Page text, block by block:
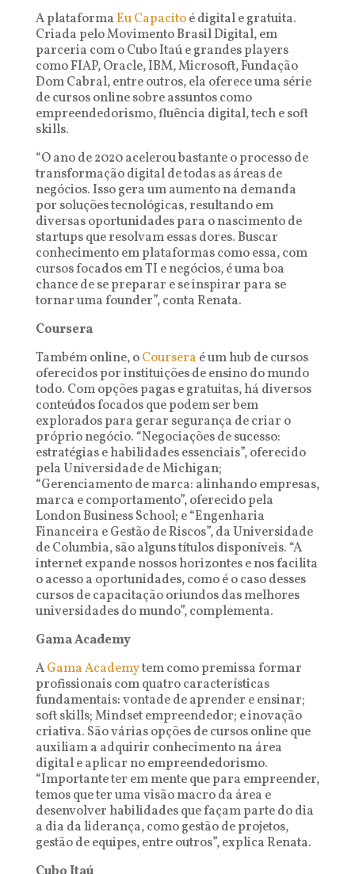
A plataformaEu Capacitoé digital e gratuita.
Criada pelo Movimento Brasil Digital, em
parceria com o Cubo Itaú e grandes players
como FIAP, Oracle, IBM, Microsoft, Fundação
Dom Cabral, entre outros, ela oferece uma série
de cursos online sobre assuntos como
empreendedorismo, fluência digital, tech e soft
skills.
“O ano de 2020 acelerou bastante o processo de
transformação digital de todas as áreas de
negócios. Isso gera um aumento na demanda
por soluções tecnológicas, resultando em
diversas oportunidades para o nascimento de
startups que resolvam essas dores. Buscar
conhecimento em plataformas como essa, com
cursos focados em TI e negócios, é uma boa
chance de se preparar e se inspirar para se
tornar uma founder”, conta Renata.
Coursera
Também online, oCoursera é um hub de cursos
oferecidos por instituições de ensino do mundo
todo. Com opções pagas e gratuitas, há diversos
conteúdos focados que podem ser bem
explorados para gerar segurança de criar o
próprio negócio. “Negociações de sucesso:
estratégias e habilidades essenciais”, oferecido
pela Universidade de Michigan;
“Gerenciamento de marca: alinhando empresas,
marca e comportamento”, oferecido pela
London Business School; e “Engenharia
Financeira e Gestão de Riscos”, da Universidade
de Columbia, são alguns títulos disponíveis. “A
internet expande nossos horizontes e nos facilita
o acesso a oportunidades, como é o caso desses
cursos de capacitação oriundos das melhores
universidades do mundo”, complementa.
Gama Academy
AGama Academytem como premissa formar
profissionais com quatro características
fundamentais: vontade de aprender e ensinar;
soft skills; Mindset empreendedor; e inovação
criativa. São várias opções de cursos online que
auxiliam a adquirir conhecimento na área
digital e aplicar no empreendedorismo.
“Importante ter em mente que para empreender,
temos que ter uma visão macro da área e
desenvolver habilidades que façam parte do dia
a dia da liderança, como gestão de projetos,
gestão de equipes, entre outros”, explica Renata.